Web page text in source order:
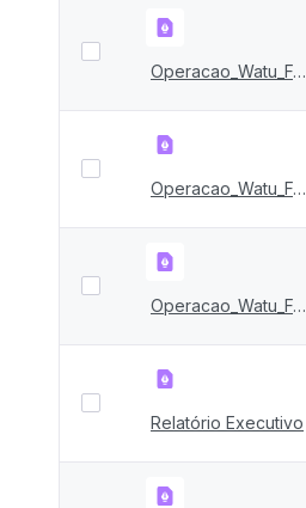
Operacao_Watu_FASE_III e IV
Operacao_Watu_FASE_II
Operacao_Watu_FASE_I
Relatório Executivo